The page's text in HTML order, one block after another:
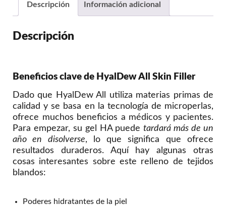
Descripción Información adicional
Descripción
Beneficios clave de HyalDew All Skin Filler
Dado que HyalDew All utiliza materias primas de
calidad y se basa en la tecnología de microperlas,
ofrece muchos beneficios a médicos y pacientes.
Para empezar, su gel HA puedetardará más de un
año en disolverse, lo que significa que ofrece
resultados duraderos. Aquí hay algunas otras
cosas interesantes sobre este relleno de tejidos
blandos:
Poderes hidratantes de la piel